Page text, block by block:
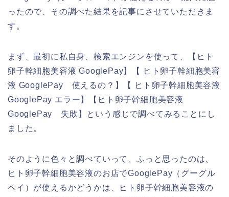
ったので、その調べた結果を記事にさせていただきま
す。
まず、最初に私自身、検索エンジンを使って、【ヒト
卵子幹細胞美容液 GooglePay】【 ヒト卵子幹細胞美容
液 GooglePay 使えるの？】【 ヒト卵子幹細胞美容液
GooglePay エラー】【ヒト卵子幹細胞美容液
GooglePay 失敗】という感じで調べてみることにし
ました。
そのように色々と調べていって、ふっと思ったのは、
ヒト卵子幹細胞美容液のお店でGooglePay（グーグル
ペイ）が使えるかどうかは、ヒト卵子幹細胞美容液の